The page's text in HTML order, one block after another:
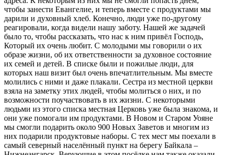
чтобы занести Евангелие, и теперь вместе с продуктами мы
дарили и духовный хлеб. Конечно, люди уже по-другому
реагировали, когда видели нашу заботу. Нашей же задачей
было то, чтобы рассказать, что нас к ним привёл Господь,
Который их очень любит. С молодыми мы говорили о их
образе жизни, об их ответственности за духовное состояние
их семей и детей. В списке были и пожилые люди, для
которых наш визит был очень впечатлительным. Мы вместе
молились с ними и даже плакали. Сестра из местной церкви
взяла на заметку этих людей, чтобы молиться о них, и по
возможности поучаствовать в их жизни. С некоторыми
людьми из этого списка местная Церковь уже была знакома, и
они уже помогали им продуктами. В Новом и Старом Уояне
мы смогли подарить около 900 Новых Заветов и многим из
них подарили продуктовые наборы. С тех мест мы поехали в
самый северный населённый пункт на берегу Байкала –